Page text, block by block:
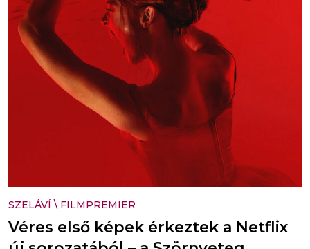
SZELÁVÍ \ FILMPREMIER
Véres első képek érkeztek a Netflix